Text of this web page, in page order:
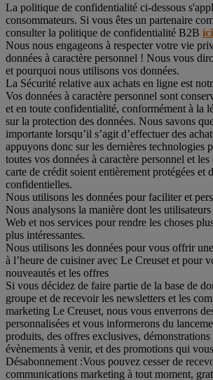
La politique de confidentialité ci-dessous
consommateurs. Si vous êtes un partenaire
consulter la politique de confidentialité B2B ici
Nous nous engageons à respecter votre vie
données à caractère personnel ! Nous vous
et pourquoi nous utilisons vos données.
La Sécurité relative aux achats en ligne est
Vos données à caractère personnel sont
et en toute confidentialité, conformément à la
sur la protection des données. Nous savons
importante lorsqu’il s’agit d’effectuer des
appuyons donc sur les dernières technologies
toutes vos données à caractère personnel et
carte de crédit soient entièrement protégées et
confidentielles.
Nous utilisons les données pour faciliter et
Nous analysons la manière dont les
Web et nos services pour rendre les choses
plus intéressantes.
Nous utilisons les données pour vous offrir
à l’heure de cuisiner avec Le Creuset et pour
nouveautés et les offres
Si vous décidez de faire partie de la base de
groupe et de recevoir les newsletters et les
marketing Le Creuset, nous vous enverrons
personnalisées et vous informerons du
produits, des offres exclusives,
évènements à venir, et des promotions qui
Désabonnement :Vous pouvez cesser de
communications marketing à tout moment,